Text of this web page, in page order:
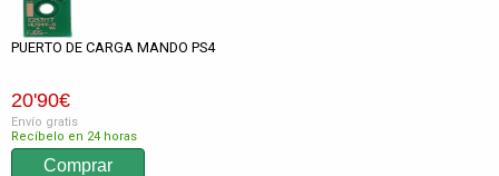
PUERTO DE CARGA MANDO PS4
20'90€
Envío gratis
Recíbelo en 24 horas